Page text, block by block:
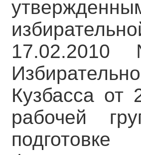
Кузбасса
рабочей